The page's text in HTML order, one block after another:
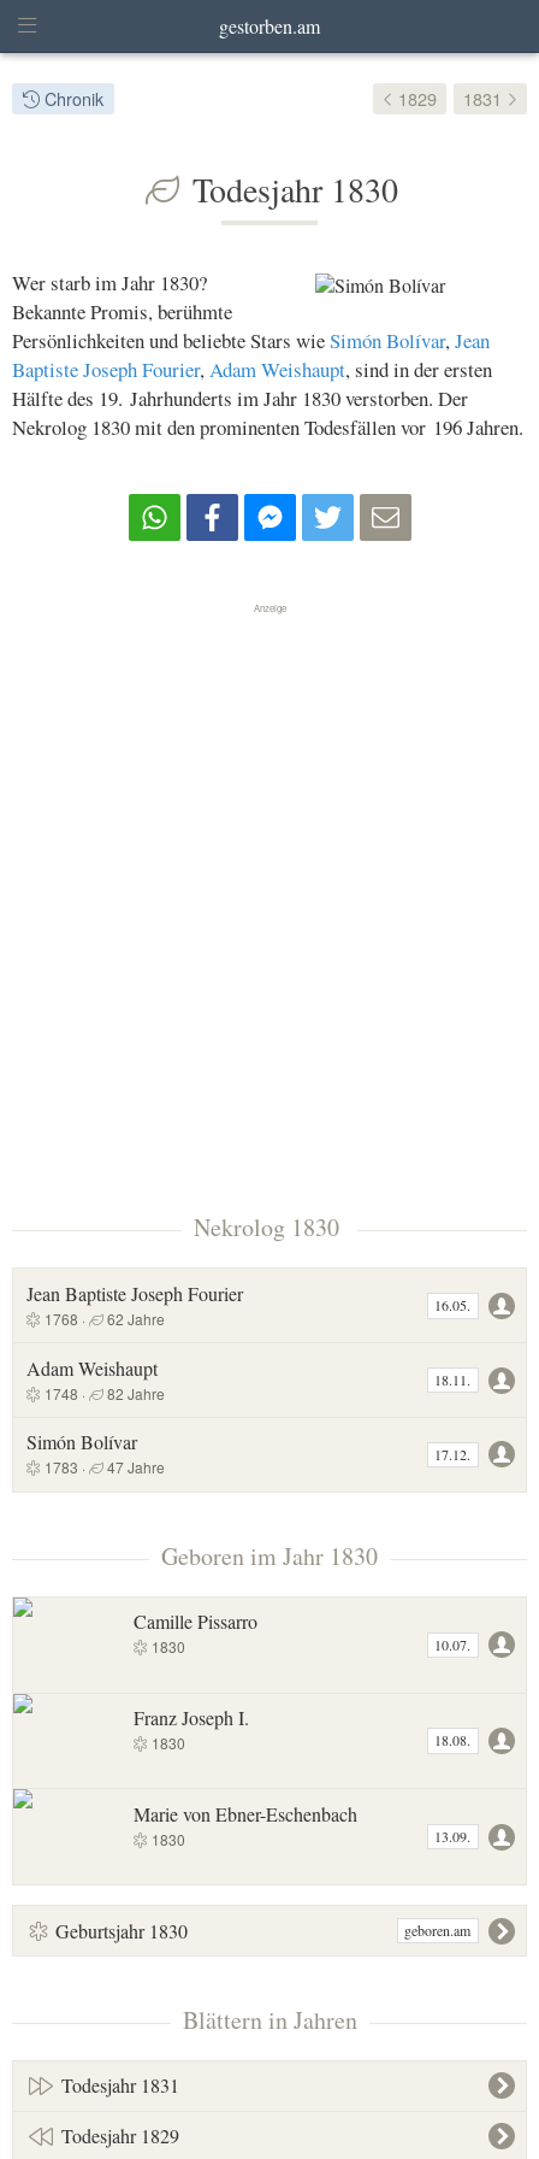
gestorben.am
Chronik 1829 1831
Todesjahr 1830
Wer starb im Jahr 1830?
Bekannte Promis, berühmte
Persönlichkeiten und beliebte Stars wieSimón Bolívar,Jean
Baptiste Joseph Fourier,Adam Weishaupt, sind in der ersten
Hälfte des 19. Jahrhunderts im Jahr 1830 verstorben. Der
Nekrolog 1830 mit den prominenten Todesfällen vor 196 Jahren.
Nekrolog 1830
Jean Baptiste Joseph Fourier
1768 · 62 Jahre
16.05.
Adam Weishaupt
1748 · 82 Jahre
18.11.
Simón Bolívar
1783 · 47 Jahre
17.12.
Geboren im Jahr 1830
Camille Pissarro
1830 10.07.
Franz Joseph I.
1830 18.08.
Marie von Ebner-Eschenbach
1830 13.09.
Geburtsjahr 1830 geboren.am
Blättern in Jahren
Todesjahr 1831
Todesjahr 1829